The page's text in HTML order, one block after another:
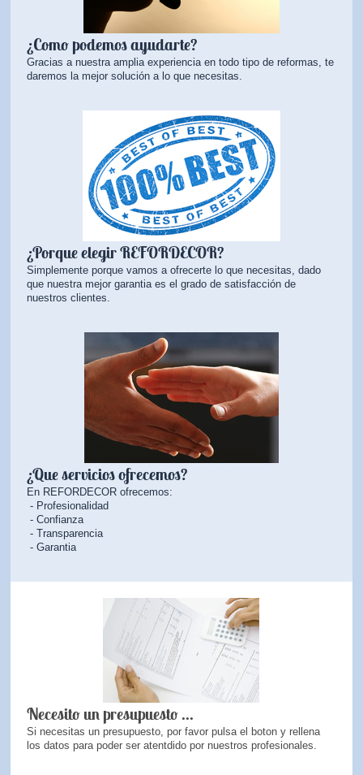
¿Como podemos ayudarte?
Gracias a nuestra amplia experiencia en todo tipo de reformas, te
daremos la mejor solución a lo que necesitas.
¿Porque elegir REFORDECOR?
Simplemente porque vamos a ofrecerte lo que necesitas, dado
que nuestra mejor garantia es el grado de satisfacción de
nuestros clientes.
¿Que servicios ofrecemos?
En REFORDECOR ofrecemos:
- Profesionalidad
- Confianza
- Transparencia
- Garantia
Necesito un presupuesto ...
Si necesitas un presupuesto, por favor pulsa el boton y rellena
los datos para poder ser atentdido por nuestros profesionales.